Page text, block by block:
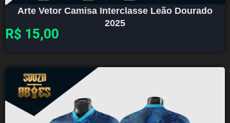
Arte Vetor Camisa Interclasse Leão Dourado
2025
R$ 15,00